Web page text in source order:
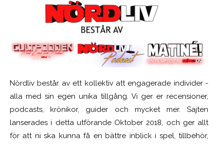
Nördliv består av ett kollektiv att engagerade individer -
alla med sin egen unika tillgång. Vi ger er recensioner,
podcasts, krönikor, guider och mycket mer. Sajten
lanserades i detta utförande Oktober 2018, och ger allt
för att ni ska kunna få en bättre inblick i spel, tillbehör,